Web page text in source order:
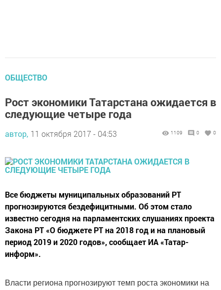
ОБЩЕСТВО
Рост экономики Татарстана ожидается в
следующие четыре года
автор, 11 октября 2017 - 04:53 1109 0 0
Все бюджеты муниципальных образований РТ
прогнозируются бездефицитными. Об этом стало
известно сегодня на парламентских слушаниях проекта
Закона РТ «О бюджете РТ на 2018 год и на плановый
период 2019 и 2020 годов», сообщает ИА «Татар-
информ».
Власти региона прогнозируют темп роста экономики на